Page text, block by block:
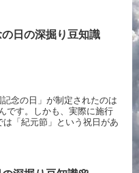
日の深掘り豆知識
念の日」が制定されたのは
です。しかも、実際に施行
「紀元節」という祝日があ